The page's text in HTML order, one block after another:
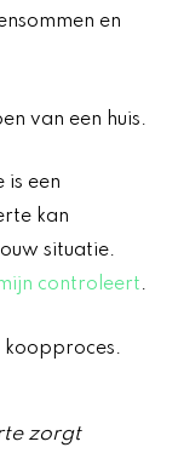
en
van een huis.
is een
kan
situatie.
controleert.
koopproces.
zorgt